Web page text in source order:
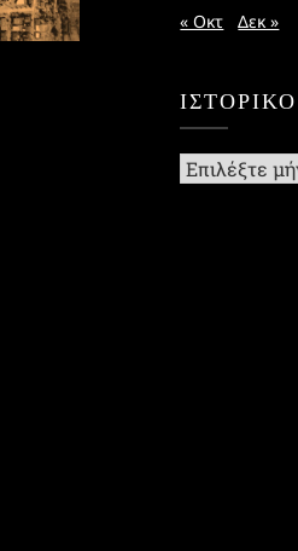
« Οκτ
Δεκ »
ΙΣΤΟΡΙΚΌ
Ιστορικό